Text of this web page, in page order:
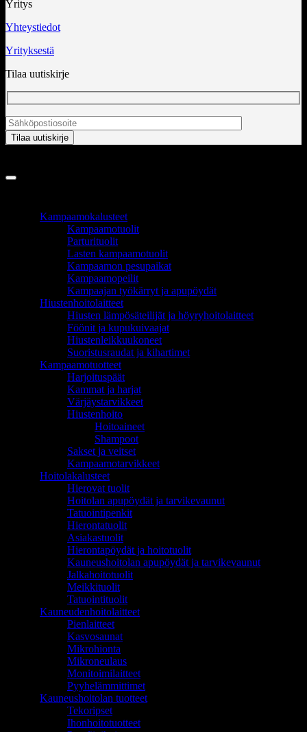
Yritys
Yhteystiedot
Yrityksestä
Tilaa uutiskirje
Kampaamokalusteet
Kampaamotuolit
Parturituolit
Lasten kampaamotuolit
Kampaamon pesupaikat
Kampaamopeilit
Kampaajan työkärryt ja apupöydät
Hiustenhoitolaitteet
Hiusten lämpösäteilijät ja höyryhoitolaitteet
Föönit ja kupukuivaajat
Hiustenleikkuukoneet
Suoristusraudat ja kihartimet
Kampaamotuotteet
Harjoituspäät
Kammat ja harjat
Värjäystarvikkeet
Hiustenhoito
Hoitoaineet
Shampoot
Sakset ja veitset
Kampaamotarvikkeet
Hoitolakalusteet
Hierovat tuolit
Hoitolan apupöydät ja tarvikevaunut
Tatuointipenkit
Hierontatuolit
Asiakastuolit
Hierontapöydät ja hoitotuolit
Kauneushoitolan apupöydät ja tarvikevaunut
Jalkahoitotuolit
Meikkituolit
Tatuointituolit
Kauneudenhoitolaitteet
Pienlaitteet
Kasvosaunat
Mikrohionta
Mikroneulaus
Monitoimilaitteet
Pyyhelämmittimet
Kauneushoitolan tuotteet
Tekoripset
Ihonhoitotuotteet